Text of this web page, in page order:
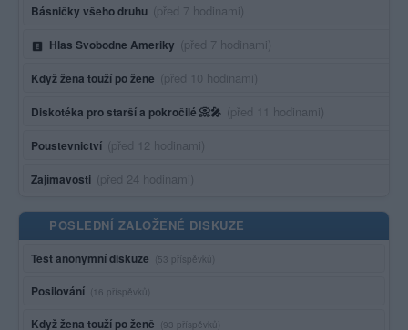
Básničky všeho druhu Poslední aktivita:
(před 7 hodinami)
Hlas Svobodne Ameriky Poslední aktivita:
(před 7 hodinami)
Když žena touží po ženě Poslední aktivita:
(před 10 hodinami)
Diskotéka pro starší a pokročilé 📀🎤 Poslední aktivita:
(před 11 hodinami)
Poustevnictví Poslední aktivita:
(před 12 hodinami)
Zajímavosti Poslední aktivita:
(před 24 hodinami)
POSLEDNÍ ZALOŽENÉ DISKUZE
Test anonymní diskuze (53 příspěvků)
Posilování (16 příspěvků)
Když žena touží po ženě (93 příspěvků)